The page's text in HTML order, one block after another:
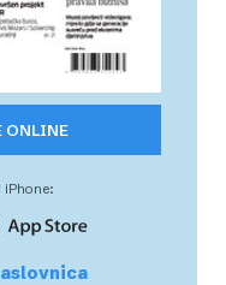
ONLINE
iPhone: